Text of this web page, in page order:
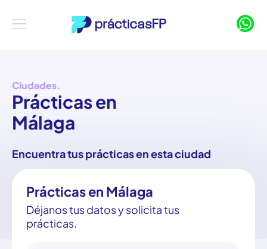
Ciudades.
Prácticas en
Málaga
Encuentra tus prácticas en esta ciudad
Prácticas en Málaga
Déjanos tus datos y solicita tus
prácticas.